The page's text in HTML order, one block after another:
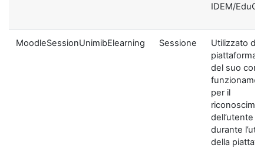
IDEM/
MoodleSessionUnimibElearning Sessione
Utilizzato
piattaforma
del suo
per il
dell’utente
durante
della